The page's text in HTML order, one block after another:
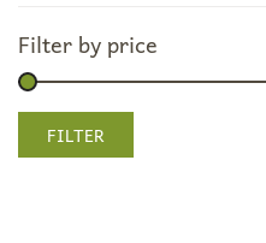
Filter by price
Min.
Max.FILTER